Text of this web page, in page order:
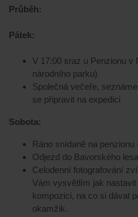
Průběh:
Pátek:
V 17:00 sraz u Penzionu v
národního parku)
Společná večeře,
se připravit na expedici
Sobota:
Ráno snídaně na penzionu
Odjezd do Bavorského
Celodenní fotografování
Vám vysvětlím jak
kompozici, na co si dávat
okamžik.